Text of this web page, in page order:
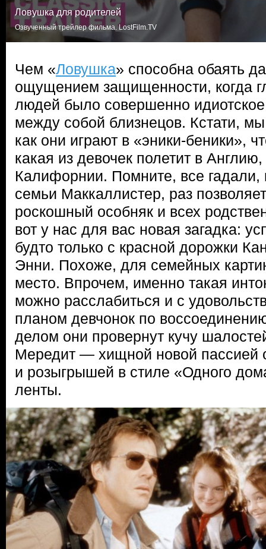
Ловушка для родителей
Озвученный трейлер фильма. LostFilm.TV
Чем «Ловушка» способна обаять
ощущением защищенности, когда
людей было совершенно
между собой близнецов. Кстати,
как они играют в «эники-беники»,
какая из девочек полетит в
Калифорнии. Помните, все гадали,
семьи Маккаллистер, раз
роскошный особняк и всех
вот у нас для вас новая загадка:
будто только с красной дорожки
Энни. Похоже, для семейных
место. Впрочем, именно такая
можно расслабиться и с
планом девчонок по
делом они провернут кучу
Мередит — хищной новой пассией
и розыгрышей в стиле «Одного
ленты.